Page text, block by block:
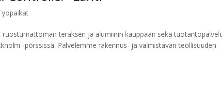
teräksen ja alumiinin kauppaan sekä
-pörssissä. Palvelemme rakennus- ja valmistavan teollisuuden